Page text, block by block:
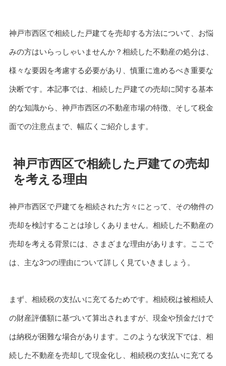
神戸市西区で相続した戸建てを売却する方法について、お悩
みの方はいらっしゃいませんか？相続した不動産の処分は、
様々な要因を考慮する必要があり、慎重に進めるべき重要な
決断です。本記事では、相続した戸建ての売却に関する基本
的な知識から、神戸市西区の不動産市場の特徴、そして税金
面での注意点まで、幅広くご紹介します。
神戸市西区で相続した戸建ての売却
を考える理由
神戸市西区で戸建てを相続された方々にとって、その物件の
売却を検討することは珍しくありません。相続した不動産の
売却を考える背景には、さまざまな理由があります。ここで
は、主な3つの理由について詳しく見ていきましょう。
まず、相続税の支払いに充てるためです。相続税は被相続人
の財産評価額に基づいて算出されますが、現金や預金だけで
は納税が困難な場合があります。このような状況下では、相
続した不動産を売却して現金化し、相続税の支払いに充てる